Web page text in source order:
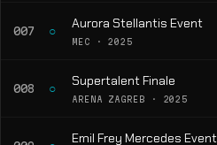
007 ○ Aurora Stellantis Event
MEC · 2025
008 ○ Supertalent Finale
ARENA ZAGREB · 2025
Emil Frey Mercedes Event